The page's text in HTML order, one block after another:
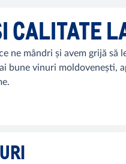
CALITATE
ne mândri și avem grijă să
bune vinuri moldovenești,